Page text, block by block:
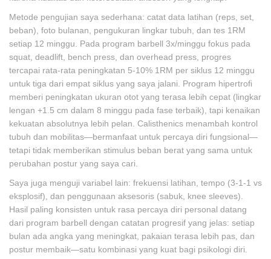
Metode pengujian saya sederhana: catat data latihan (reps, set,
beban), foto bulanan, pengukuran lingkar tubuh, dan tes 1RM
setiap 12 minggu. Pada program barbell 3x/minggu fokus pada
squat, deadlift, bench press, dan overhead press, progres
tercapai rata-rata peningkatan 5-10% 1RM per siklus 12 minggu
untuk tiga dari empat siklus yang saya jalani. Program hipertrofi
memberi peningkatan ukuran otot yang terasa lebih cepat (lingkar
lengan +1.5 cm dalam 8 minggu pada fase terbaik), tapi kenaikan
kekuatan absolutnya lebih pelan. Calisthenics menambah kontrol
tubuh dan mobilitas—bermanfaat untuk percaya diri fungsional—
tetapi tidak memberikan stimulus beban berat yang sama untuk
perubahan postur yang saya cari.
Saya juga menguji variabel lain: frekuensi latihan, tempo (3-1-1 vs
eksplosif), dan penggunaan aksesoris (sabuk, knee sleeves).
Hasil paling konsisten untuk rasa percaya diri personal datang
dari program barbell dengan catatan progresif yang jelas: setiap
bulan ada angka yang meningkat, pakaian terasa lebih pas, dan
postur membaik—satu kombinasi yang kuat bagi psikologi diri.